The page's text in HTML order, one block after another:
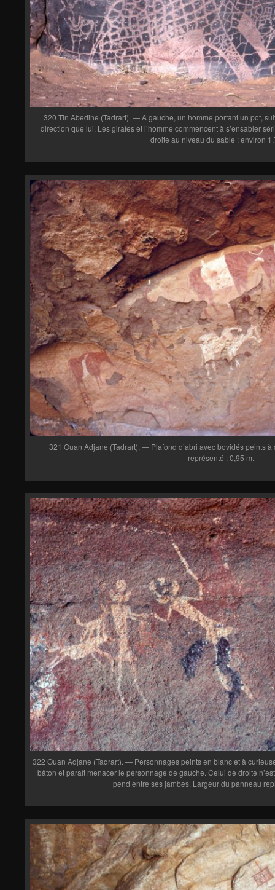
320 Tin Abedine (Tadrart). — A gauche, un homme portant un pot,
direction que lui. Les girafes et l’homme commencent à s’ensabler
droite au niveau du sable : environ
321 Ouan Adjane (Tadrart). — Plafond d’abri avec bovidés peints
représenté : 0,95 m.
322 Ouan Adjane (Tadrart). — Personnages peints en blanc et à
bâton et paraît menacer le personnage de gauche. Celui de droite
pend entre ses jambes. Largeur du panneau